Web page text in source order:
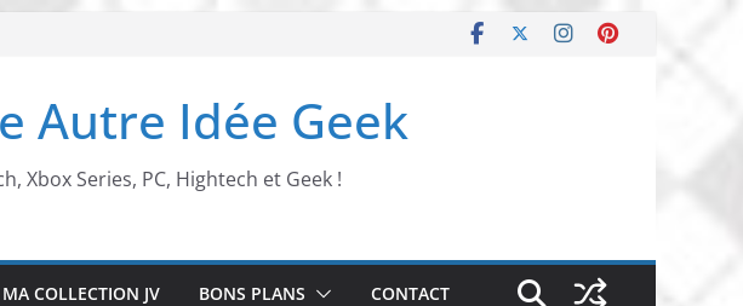
Autre Idée Geek
Xbox Series, PC, Hightech et Geek !
MA COLLECTION JV BONS PLANS CONTACT